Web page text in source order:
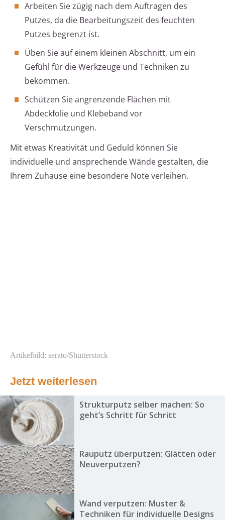
Arbeiten Sie zügig nach dem Auftragen des
Putzes, da die Bearbeitungszeit des feuchten
Putzes begrenzt ist.
Üben Sie auf einem kleinen Abschnitt, um ein
Gefühl für die Werkzeuge und Techniken zu
bekommen.
Schützen Sie angrenzende Flächen mit
Abdeckfolie und Klebeband vor
Verschmutzungen.
Mit etwas Kreativität und Geduld können Sie
individuelle und ansprechende Wände gestalten, die
Ihrem Zuhause eine besondere Note verleihen.
Artikelbild: serato/Shutterstock
Jetzt weiterlesen
Strukturputz selber machen: So
geht’s Schritt für Schritt
Rauputz überputzen: Glätten oder
Neuverputzen?
Wand verputzen: Muster &
Techniken für individuelle Designs